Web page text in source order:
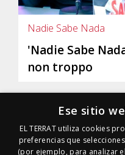
Nadie Sabe Nada
'Nadie Sabe
non troppo
Ese sitio
EL TERRAT utiliza cookies
preferencias que
(por ejemplo, para analizar